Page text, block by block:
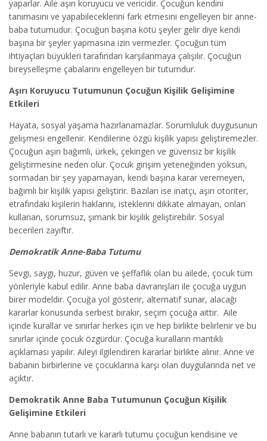
yaparlar. Aile aşırı koruyucu ve vericidir. Çocuğun kendini
tanımasını ve yapabileceklerini fark etmesini engelleyen bir anne-
baba tutumudur. Çocuğun başına kötü şeyler gelir diye kendi
başına bir şeyler yapmasına izin vermezler. Çocuğun tüm
ihtiyaçları büyükleri tarafından karşılanmaya çalışılır. Çocuğun
bireyselleşme çabalarını engelleyen bir tutumdur.
Aşırı Koruyucu Tutumunun Çocuğun Kişilik Gelişimine
Etkileri
Hayata, sosyal yaşama hazırlanamazlar. Sorumluluk duygusunun
gelişmesi engellenir. Kendilerine özgü kişilik yapısı geliştiremezler.
Çocuğun aşırı bağımlı, ürkek, çekingen ve güvensiz bir kişilik
geliştirmesine neden olur. Çocuk girişim yeteneğinden yoksun,
sormadan bir şey yapamayan, kendi başına karar veremeyen,
bağımlı bir kişilik yapısı geliştirir. Bazıları ise inatçı, aşırı otoriter,
etrafındaki kişilerin haklarını, isteklerini dikkate almayan, onları
kullanan, sorumsuz, şımarık bir kişilik geliştirebilir. Sosyal
becerileri zayıftır.
Demokratik Anne-Baba Tutumu
Sevgi, saygı, huzur, güven ve şeffaflık olan bu ailede, çocuk tüm
yönleriyle kabul edilir. Anne baba davranışları ile çocuğa uygun
birer modeldir. Çocuğa yol gösterir, alternatif sunar, alacağı
kararlar konusunda serbest bırakır, seçim çocuğa aittir. Aile
içinde kurallar ve sınırlar herkes için ve hep birlikte belirlenir ve bu
sınırlar içinde çocuk özgürdür. Çocuğa kuralların mantıklı
açıklaması yapılır. Aileyi ilgilendiren kararlar birlikte alınır. Anne ve
babanın birbirlerine ve çocuklarına karşı olan duygularında net ve
açıktır.
Demokratik Anne Baba Tutumunun Çocuğun Kişilik
Gelişimine Etkileri
Anne babanın tutarlı ve kararlı tutumu çocuğun kendisine ve